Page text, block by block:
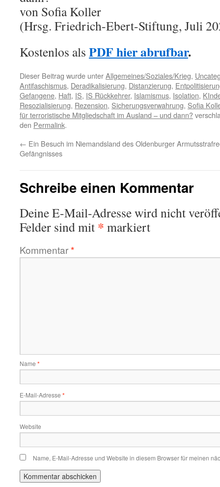
von Sofia Koller
(Hrsg. Friedrich-Ebert-Stiftung, Juli
Kostenlos als PDF hier abrufbar.
Dieser Beitrag wurde unterAllgemeines/Soziales/Krieg,
Antifaschismus, Deradikalisierung, Distanzierung,
Gefangene, Haft, IS, IS Rückkehrer, Islamismus, Isolation,
Resozialisierung, Rezension, Sicherungsverwahrung, Sofia
für terroristische Mitgliedschaft im Ausland – und dann?
den Permalink.
← Ein Besuch im Niemandsland des Oldenburger
Gefängnisses
Schreibe einen Kommentar
Deine E-Mail-Adresse wird nicht
Felder sind mit * markiert
Kommentar*
Name *
E-Mail-Adresse *
Website
Name, E-Mail-Adresse und Website in diesem Browser für meinen